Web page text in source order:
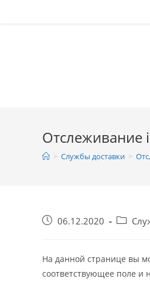
Отслеживание
> Службы доставки >
Запись06.12.2020
Рубрика
На данной странице вы
соответствующее поле и